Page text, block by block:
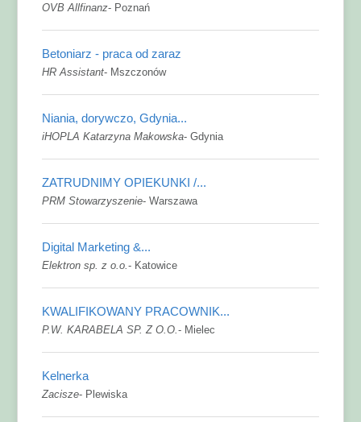
OVB Allfinanz- Poznań
Betoniarz - praca od zaraz
HR Assistant- Mszczonów
Niania, dorywczo, Gdynia...
iHOPLA Katarzyna Makowska-Gdynia
ZATRUDNIMY OPIEKUNKI /...
PRM Stowarzyszenie-Warszawa
Digital Marketing &...
Elektron sp. z o.o.- Katowice
KWALIFIKOWANY PRACOWNIK...
P.W. KARABELA SP. Z O.O.- Mielec
Kelnerka
Zacisze- Plewiska